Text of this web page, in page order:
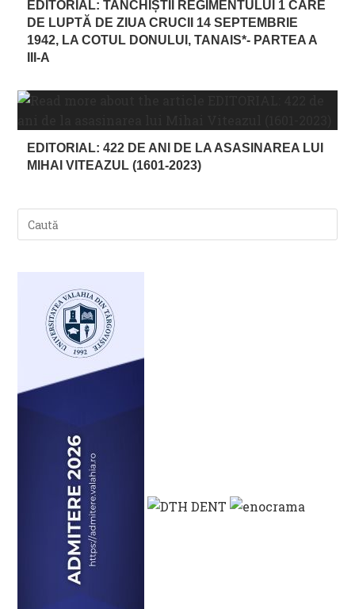
EDITORIAL: TANCHIȘTII REGIMENTULUI 1 CARE
DE LUPTĂ DE ZIUA CRUCII 14 SEPTEMBRIE
1942, LA COTUL DONULUI, TANAIS*- PARTEA A
III-A
EDITORIAL: 422 DE ANI DE LA ASASINAREA LUI
MIHAI VITEAZUL (1601-2023)